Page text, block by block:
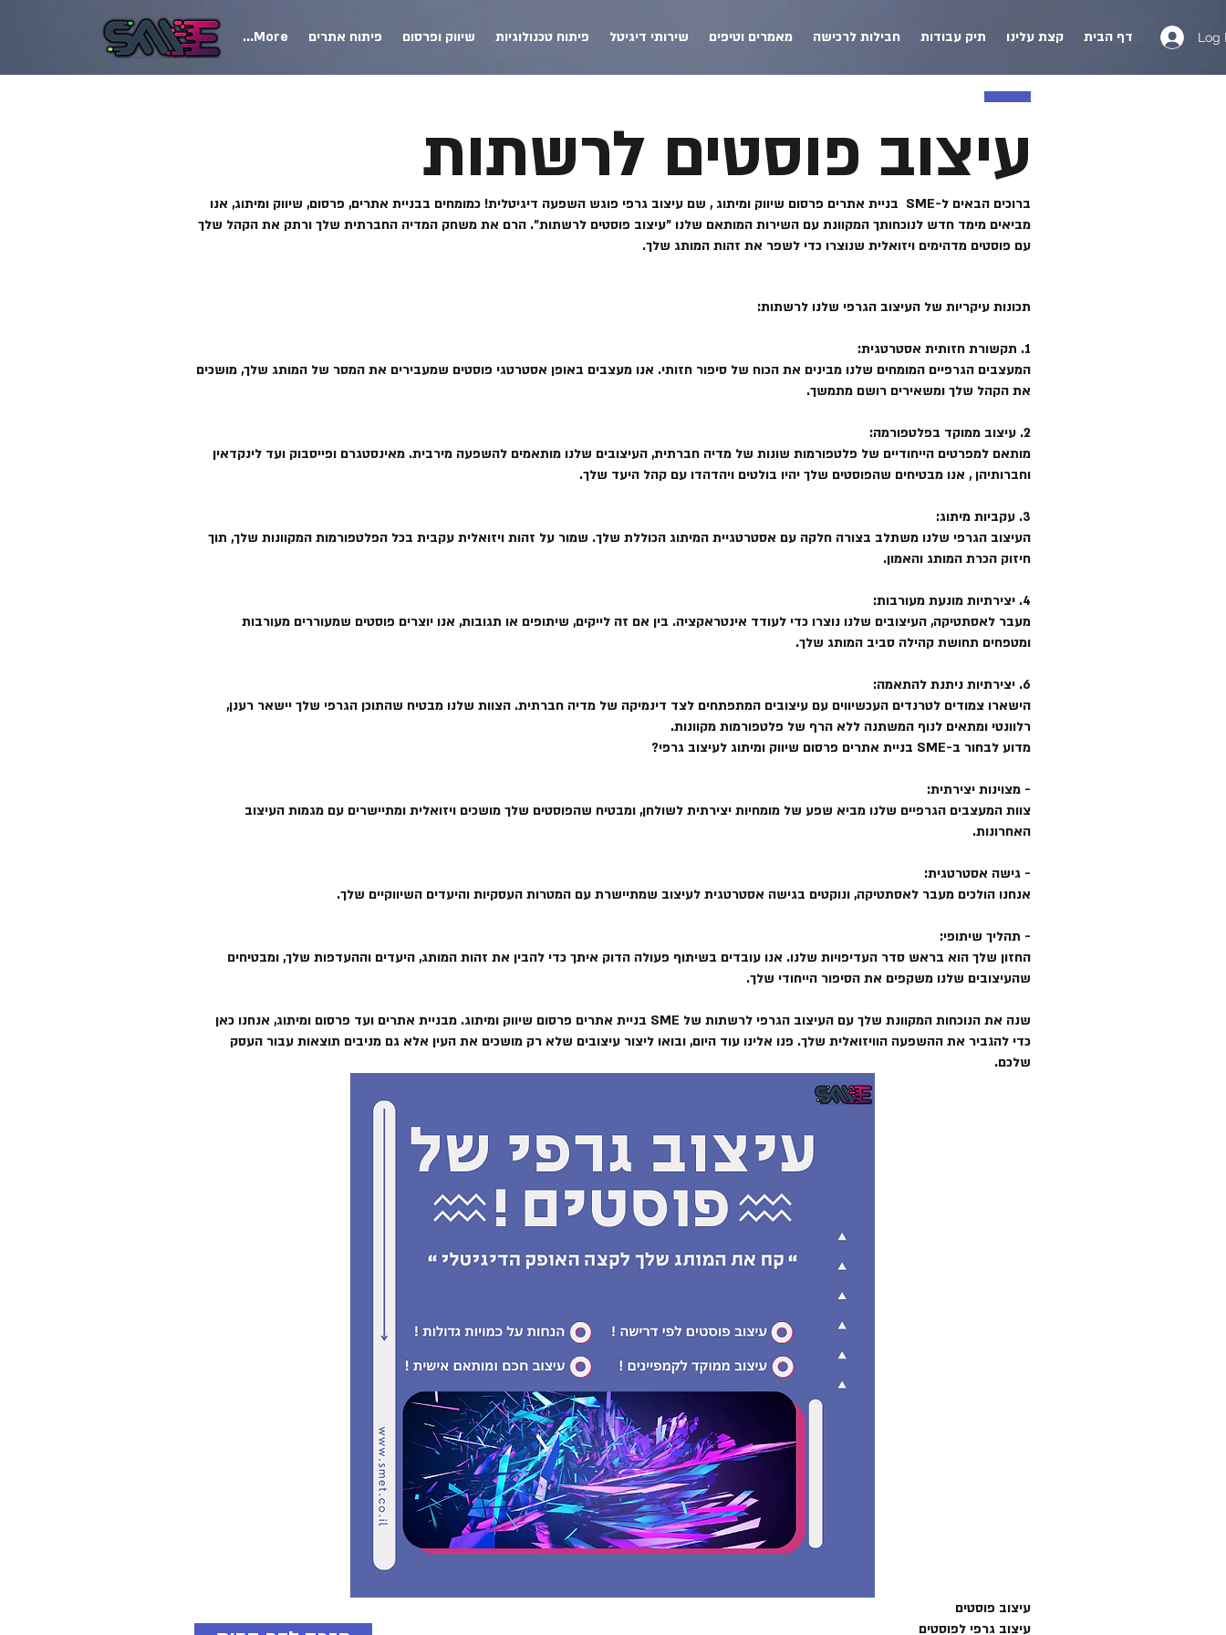
דף הבית קצת עלינו תיק עבודות חבילות לרכישה מאמרים וטיפים שירותי דיגיטל פיתוח טכנולוגיות שיווק ופרסום פיתוח אתרים More... Log
עיצוב פוסטים לרשתות
ברוכים הבאים ל-SME בניית אתרים פרסום שיווק ומיתוג , שם עיצוב גרפי פוגש השפעה דיגיטלית! כמומחים בבניית אתרים, פרסום, שיווק ומיתוג, אנו
מביאים מימד חדש לנוכחותך המקוונת עם השירות המותאם שלנו "עיצוב פוסטים לרשתות". הרם את משחק המדיה החברתית שלך ורתק את הקהל שלך
עם פוסטים מדהימים ויזואלית שנוצרו כדי לשפר את זהות המותג שלך.
תכונות עיקריות של העיצוב הגרפי שלנו לרשתות:
1. תקשורת חזותית אסטרטגית:
המעצבים הגרפיים המומחים שלנו מבינים את הכוח של סיפור חזותי. אנו מעצבים באופן אסטרטגי פוסטים שמעבירים את המסר של המותג שלך, מושכים
את הקהל שלך ומשאירים רושם מתמשך.
2. עיצוב ממוקד בפלטפורמה:
מותאם למפרטים הייחודיים של פלטפורמות שונות של מדיה חברתית, העיצובים שלנו מותאמים להשפעה מירבית. מאינסטגרם ופייסבוק ועד לינקדאין
וחברותיהן , אנו מבטיחים שהפוסטים שלך יהיו בולטים ויהדהדו עם קהל היעד שלך.
3. עקביות מיתוג:
העיצוב הגרפי שלנו משתלב בצורה חלקה עם אסטרטגיית המיתוג הכוללת שלך. שמור על זהות ויזואלית עקבית בכל הפלטפורמות המקוונות שלך, תוך
חיזוק הכרת המותג והאמון.
4. יצירתיות מונעת מעורבות:
מעבר לאסתטיקה, העיצובים שלנו נוצרו כדי לעודד אינטראקציה. בין אם זה לייקים, שיתופים או תגובות, אנו יוצרים פוסטים שמעוררים מעורבות
ומטפחים תחושת קהילה סביב המותג שלך.
6. יצירתיות ניתנת להתאמה:
הישארו צמודים לטרנדים העכשיווים עם עיצובים המתפתחים לצד דינמיקה של מדיה חברתית. הצוות שלנו מבטיח שהתוכן הגרפי שלך יישאר רענן,
רלוונטי ומתאים לנוף המשתנה ללא הרף של פלטפורמות מקוונות.
מדוע לבחור ב-SME בניית אתרים פרסום שיווק ומיתוג לעיצוב גרפי?
- מצוינות יצירתית:
צוות המעצבים הגרפיים שלנו מביא שפע של מומחיות יצירתית לשולחן, ומבטיח שהפוסטים שלך מושכים ויזואלית ומתיישרים עם מגמות העיצוב
האחרונות.
- גישה אסטרטגית:
אנחנו הולכים מעבר לאסתטיקה, ונוקטים בגישה אסטרטגית לעיצוב שמתיישרת עם המטרות העסקיות והיעדים השיווקיים שלך.
- תהליך שיתופי:
החזון שלך הוא בראש סדר העדיפויות שלנו. אנו עובדים בשיתוף פעולה הדוק איתך כדי להבין את זהות המותג, היעדים וההעדפות שלך, ומבטיחים
שהעיצובים שלנו משקפים את הסיפור הייחודי שלך.
שנה את הנוכחות המקוונת שלך עם העיצוב הגרפי לרשתות של SME בניית אתרים פרסום שיווק ומיתוג. מבניית אתרים ועד פרסום ומיתוג, אנחנו כאן
כדי להגביר את ההשפעה הוויזואלית שלך. פנו אלינו עוד היום, ובואו ליצור עיצובים שלא רק מושכים את העין אלא גם מניבים תוצאות עבור העסק
שלכם.
עיצוב פוסטים
עיצוב גרפי לפוסטים